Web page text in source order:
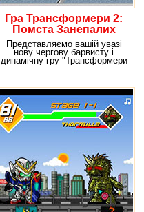
Гра Трансформери 2:
Помста Занепалих
Представляємо вашій увазі
нову чергову барвисту і
динамічну гру "Трансформери